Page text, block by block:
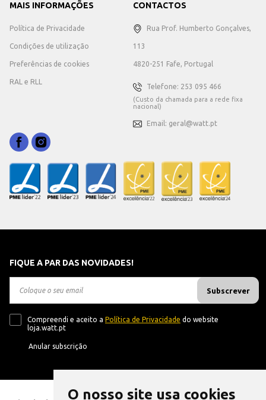
O nosso site usa cookies
MAIS INFORMAÇÕES
Política de Privacidade
Condições de utilização
Preferências de cookies
RAL e RLL
CONTACTOS
Rua Prof. Humberto Gonçalves,
113
4820-251 Fafe, Portugal
Telefone: 253 095 466
(Custo da chamada para a rede fixa
nacional)
Email: geral@watt.pt
FIQUE A PAR DAS NOVIDADES!
Subscrever
Compreendi e aceito a Política de Privacidade do website
loja.watt.pt
Anular subscrição